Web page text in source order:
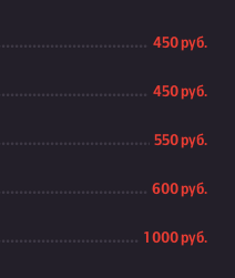
450 руб.
450 руб.
550 руб.
600 руб.
1 000 руб.